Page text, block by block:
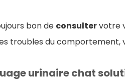
bon de consultervotre
troubles du
urinaire chat